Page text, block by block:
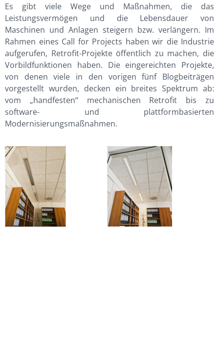
Es gibt viele Wege und Maßnahmen, die das
Leistungsvermögen und die Lebensdauer von
Maschinen und Anlagen steigern bzw. verlängern. Im
Rahmen eines Call for Projects haben wir die Industrie
aufgerufen, Retrofit-Projekte öffentlich zu machen, die
Vorbildfunktionen haben. Die eingereichten Projekte,
von denen viele in den vorigen fünf Blogbeiträgen
vorgestellt wurden, decken ein breites Spektrum ab:
vom „handfesten“ mechanischen Retrofit bis zu
software- und plattformbasierten
Modernisierungsmaßnahmen.